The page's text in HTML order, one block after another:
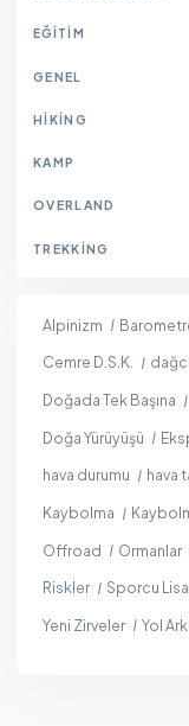
EĞITIM
GENEL
HIKING
KAMP
OVERLAND
TREKKING
Alpinizm
Cemre D.S.K.
Doğada Tek Başına
Doğa Yürüyüşü
hava durumu
hava
Kaybolma
Offroad
Ormanlar
Riskler
Sporcu
Yeni Zirveler
Yol